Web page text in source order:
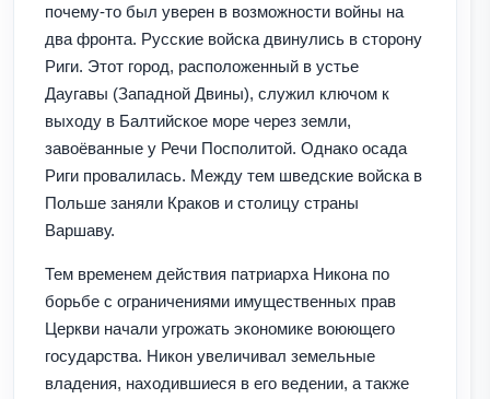
почему-то был уверен в возможности войны на
два фронта. Русские войска двинулись в сторону
Риги. Этот город, расположенный в устье
Даугавы (Западной Двины), служил ключом к
выходу в Балтийское море через земли,
завоёванные у Речи Посполитой. Однако осада
Риги провалилась. Между тем шведские войска в
Польше заняли Краков и столицу страны
Варшаву.
Тем временем действия патриарха Никона по
борьбе с ограничениями имущественных прав
Церкви начали угрожать экономике воюющего
государства. Никон увеличивал земельные
владения, находившиеся в его ведении, а также